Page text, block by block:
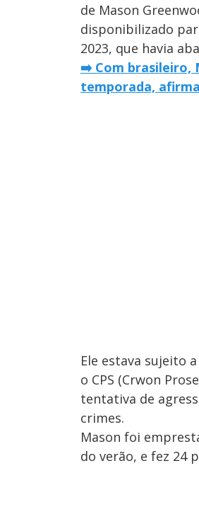
de Mason
disponibilizado
2023, que havia
➡️ Com brasileiro,
temporada,
Ele estava sujeito
o CPS (Crwon
tentativa de
crimes.
Mason foi
do verão, e fez 24